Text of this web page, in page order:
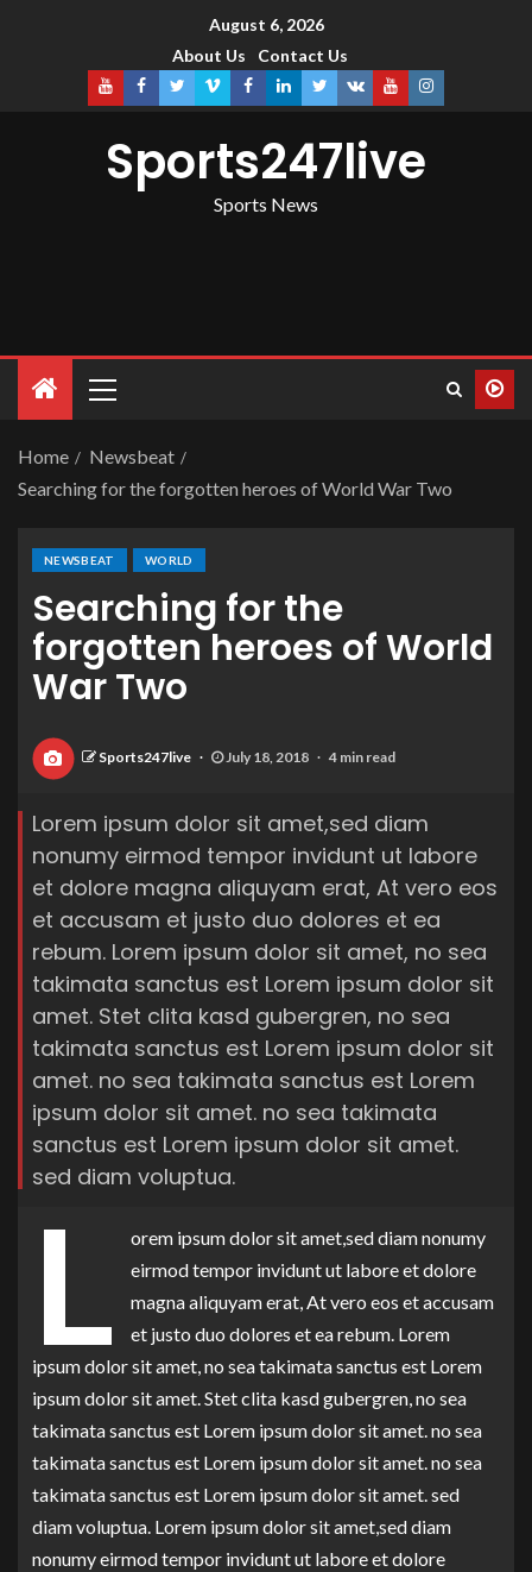
August 6, 2026
About Us
Contact Us
Sports247live
Sports News
Home
Newsbeat
Searching for the forgotten heroes of World War Two
NEWSBEAT WORLD
Searching for the
forgotten heroes of World
War Two
Sports247live July 18, 2018 4 min read
Lorem ipsum dolor sit amet,sed diam
nonumy eirmod tempor invidunt ut labore
et dolore magna aliquyam erat, At vero eos
et accusam et justo duo dolores et ea
rebum. Lorem ipsum dolor sit amet, no sea
takimata sanctus est Lorem ipsum dolor sit
amet. Stet clita kasd gubergren, no sea
takimata sanctus est Lorem ipsum dolor sit
amet. no sea takimata sanctus est Lorem
ipsum dolor sit amet. no sea takimata
sanctus est Lorem ipsum dolor sit amet.
sed diam voluptua.
L
orem ipsum dolor sit amet,sed diam nonumy
eirmod tempor invidunt ut labore et dolore
magna aliquyam erat, At vero eos et accusam
et justo duo dolores et ea rebum. Lorem
ipsum dolor sit amet, no sea takimata sanctus est Lorem
ipsum dolor sit amet. Stet clita kasd gubergren, no sea
takimata sanctus est Lorem ipsum dolor sit amet. no sea
takimata sanctus est Lorem ipsum dolor sit amet. no sea
takimata sanctus est Lorem ipsum dolor sit amet. sed
diam voluptua. Lorem ipsum dolor sit amet,sed diam
nonumy eirmod tempor invidunt ut labore et dolore